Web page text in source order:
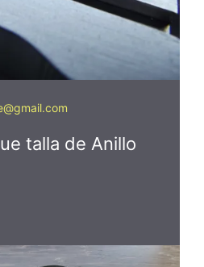
talla de Anillo